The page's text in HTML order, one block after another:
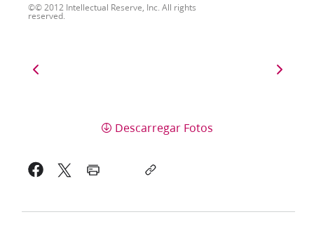
© 2012 Intellectual Reserve, Inc. All rights
reserved.
Descarregar Fotos